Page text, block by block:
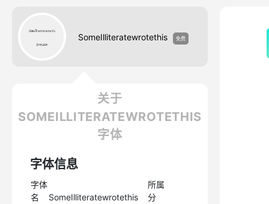
SomeIlliteratewrotethis 免费
关于
SOMEILLITERATEWROTETHIS
字体
字体信息
字体
名
SomeIlliteratewrotethis
所属
分